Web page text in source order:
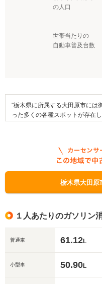
の人口
世帯当たりの
自動車普及台数
"栃木県に所属する大田原市には
った多くの各種スポットが存在
地域の名産品としてはとうがら
す。加えて、地域の伝統行事と
は、JR東日本の宇都宮線が乗り
国道4号線や国道461号線、国道
原市では自動車補助金制度の給
栃木県大田原
１人あたりのガソリン
普通車 61.12L
小型車 50.90L